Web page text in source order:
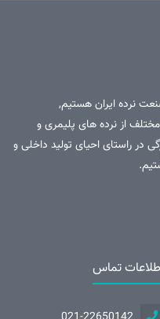
نرده ایران هستیم,
که با تولید بیش از 15 نوع مختلف از نرده های پلیمری و
در راستای احیای تولید داخلی و
تماس